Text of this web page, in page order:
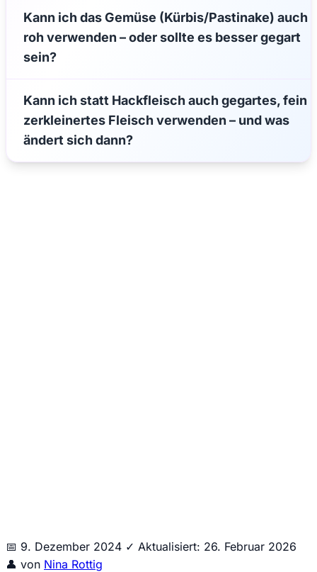
Kann ich das Gemüse (Kürbis/Pastinake) auch
roh verwenden – oder sollte es besser gegart
sein?
Kann ich statt Hackfleisch auch gegartes, fein
zerkleinertes Fleisch verwenden – und was
ändert sich dann?
📅 9. Dezember 2024 ✓ Aktualisiert: 26. Februar 2026
👤 von Nina Rottig